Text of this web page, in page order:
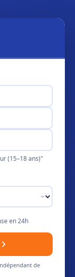
(15–18 ans)"
en 24h
de